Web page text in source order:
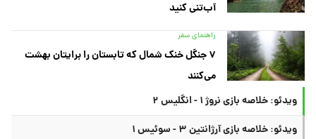
آب‌تنی کنید
راهنمای سفر
۷ جنگل خنک شمال که تابستان را برایتان بهشت
می‌کنند
ویدئو: خلاصه بازی نروژ ۱ - انگلیس ۲
ویدئو: خلاصه بازی آرژانتین ۳ - سوئیس ۱